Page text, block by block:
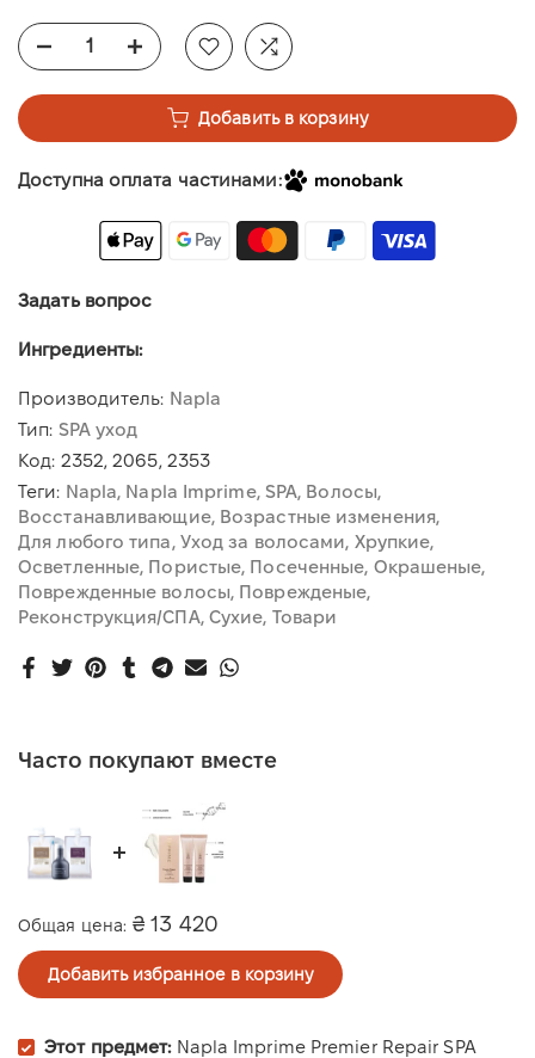
Добавить в корзину
Доступна оплата частинами:
Задать вопрос
Ингредиенты:
Производитель: Napla
Тип: SPA уход
Код: 2352, 2065, 2353
Теги: Napla Napla Imprime SPA Волосы
Восстанавливающие Возрастные изменения
Для любого типа Уход за волосами Хрупкие
Осветленные Пористые Посеченные Окрашеные
Поврежденные волосы Поврежденые
Реконструкция/СПА Сухие Товари
Часто покупают вместе
Общая цена: ₴ 13 420
Добавить избранное в корзину
Этот предмет:Napla Imprime Premier Repair SPA